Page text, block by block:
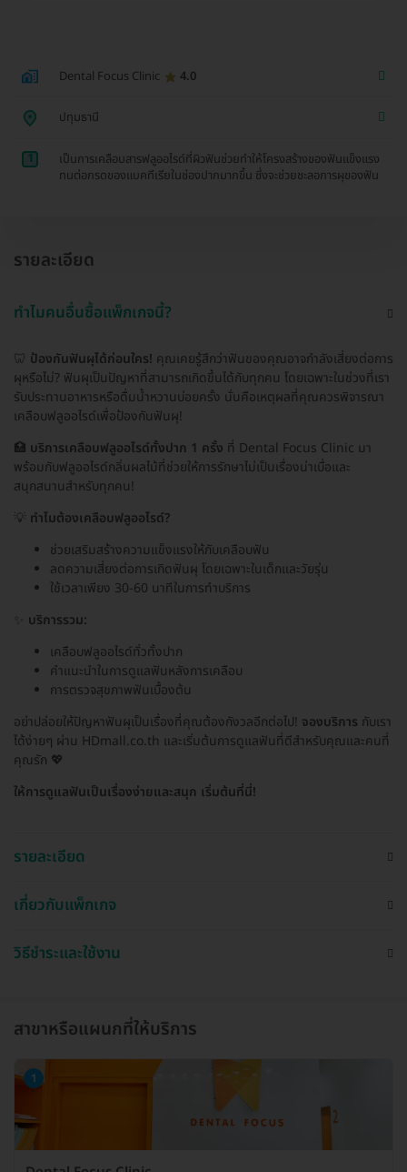
Dental Focus Clinic 4.0
ปทุมธานี
1
เป็นการเคลือบสารฟลูออไรด์ที่ผิวฟันช่วยทำให้โครงสร้างของฟันแข็งแรง
ทนต่อกรดของแบคทีเรียในช่องปากมากขึ้น ซึ่งจะช่วยชะลอการผุของฟัน
รายละเอียด
ทำไมคนอื่นซื้อแพ็กเกจนี้?
🦷 ป้องกันฟันผุได้ก่อนใคร! คุณเคยรู้สึกว่าฟันของคุณอาจกำลังเสี่ยงต่อการ
ผุหรือไม่? ฟันผุเป็นปัญหาที่สามารถเกิดขึ้นได้กับทุกคน โดยเฉพาะในช่วงที่เรา
รับประทานอาหารหรือดื่มน้ำหวานบ่อยครั้ง นั่นคือเหตุผลที่คุณควรพิจารณา
เคลือบฟลูออไรด์เพื่อป้องกันฟันผุ!
🏥 บริการเคลือบฟลูออไรด์ทั้งปาก 1 ครั้ง ที่ Dental Focus Clinic มา
พร้อมกับฟลูออไรด์กลิ่นผลไม้ที่ช่วยให้การรักษาไม่เป็นเรื่องน่าเบื่อและ
สนุกสนานสำหรับทุกคน!
💡 ทำไมต้องเคลือบฟลูออไรด์?
ช่วยเสริมสร้างความแข็งแรงให้กับเคลือบฟัน
ลดความเสี่ยงต่อการเกิดฟันผุ โดยเฉพาะในเด็กและวัยรุ่น
ใช้เวลาเพียง 30-60 นาทีในการทำบริการ
บริการรวม:
เคลือบฟลูออไรด์ทั่วทั้งปาก
คำแนะนำในการดูแลฟันหลังการเคลือบ
การตรวจสุขภาพฟันเบื้องต้น
อย่าปล่อยให้ปัญหาฟันผุเป็นเรื่องที่คุณต้องกังวลอีกต่อไป! จองบริการ กับเรา
ได้ง่ายๆ ผ่าน HDmall.co.th และเริ่มต้นการดูแลฟันที่ดีสำหรับคุณและคนที่
คุณรัก 💖
ให้การดูแลฟันเป็นเรื่องง่ายและสนุก เริ่มต้นที่นี่!
รายละเอียด
เกี่ยวกับแพ็กเกจ
วิธีชำระและใช้งาน
สาขาหรือแผนกที่ให้บริการ
1